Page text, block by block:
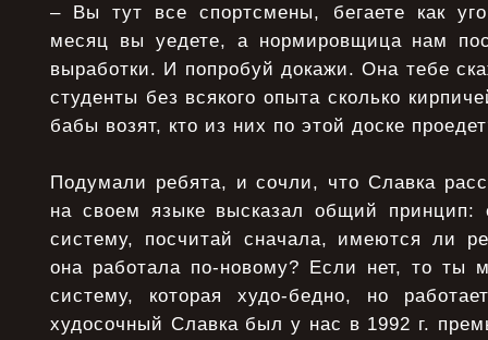
– Вы тут все спортсмены, бегаете как
месяц вы уедете, а нормировщица нам
выработки. И попробуй докажи. Она тебе
студенты без всякого опыта сколько
бабы возят, кто из них по этой доске
Подумали ребята, и сочли, что Славка
на своем языке высказал общий принцип:
систему, посчитай сначала, имеются ли
она работала по-новому? Если нет, то ты
систему, которая худо-бедно, но
худосочный Славка был у нас в 1992 г.